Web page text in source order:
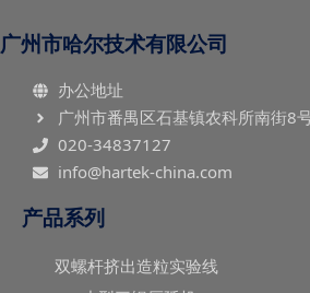
广州市哈尔技术有限公司
办公地址
广州市番禺区石基镇农科所南街8
020-34837127
info@hartek-china.com
产品系列
双螺杆挤出造粒实验线